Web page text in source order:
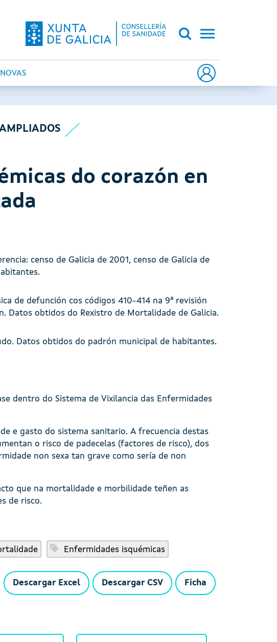
DE GALICIA
NOVAS
do corazón en
censo de Galicia de 2001, censo de Galicia de
de defunción cos códigos 410-414 na 9ª revisión
Datos obtidos do Rexistro de Mortalidade de Galicia.
Datos obtidos do padrón municipal de habitantes.
dentro do Sistema de Vixilancia das Enfermidades
e gasto do sistema sanitario. A frecuencia destas
o risco de padecelas (factores de risco), dos
non sexa tan grave como sería de non
que na mortalidade e morbilidade teñen as
de risco.
Enfermidades isquémicas
Ficha
Descargar CSV
Descargar Excel